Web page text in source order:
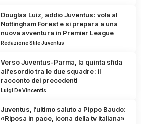
Douglas Luiz, addio Juventus: vola al
Nottingham Forest e si prepara a una
nuova avventura in Premier League
Redazione Stile Juventus
Verso Juventus-Parma, la quinta sfida
all’esordio tra le due squadre: il
racconto dei precedenti
Luigi De Vincentis
Juventus, l’ultimo saluto a Pippo Baudo:
«Riposa in pace, icona della tv italiana»